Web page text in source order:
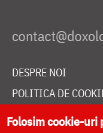
DESPRE NOI
POLITICA DE
DONEAZĂ ONLINE
Folosim cookie-